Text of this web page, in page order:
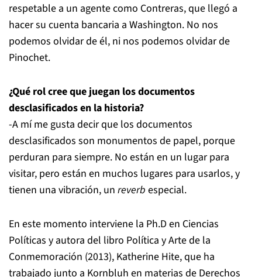
respetable a un agente como Contreras, que llegó a
hacer su cuenta bancaria a Washington. No nos
podemos olvidar de él, ni nos podemos olvidar de
Pinochet.
¿Qué rol cree que juegan los documentos
desclasificados en la historia?
-A mí me gusta decir que los documentos
desclasificados son monumentos de papel, porque
perduran para siempre. No están en un lugar para
visitar, pero están en muchos lugares para usarlos, y
tienen una vibración, un reverb especial.
En este momento interviene la Ph.D en Ciencias
Políticas y autora del libro Política y Arte de la
Conmemoración (2013), Katherine Hite, que ha
trabajado junto a Kornbluh en materias de Derechos